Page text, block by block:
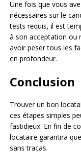
Une fois que vous
nécessaires sur le
tests requis, il est
à son acceptation ou
avoir peser tous les
en profondeur.
Conclusion
Trouver un bon
ces étapes simples
fastidieux. En fin de
locataire garantira
sans tracas.